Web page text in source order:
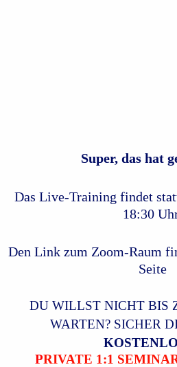
Super, das hat
Das Live-Training findet
18:30
Den Link zum Zoom-Raum
Seite
DU WILLST NICHT BIS
WARTEN? SICHER
PRIVATE 1:1